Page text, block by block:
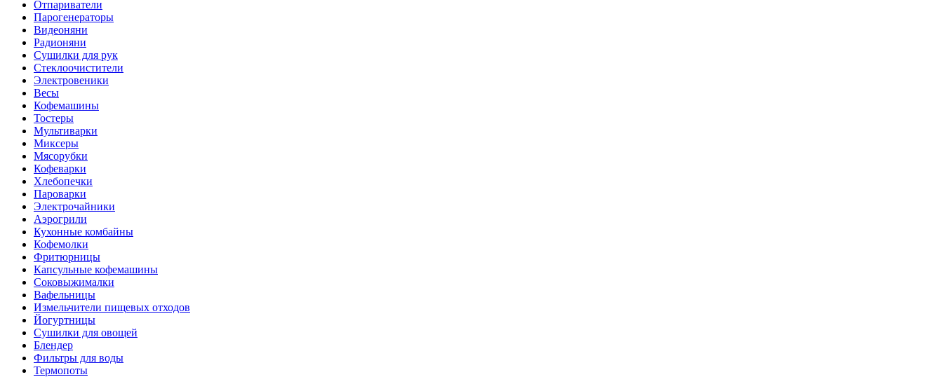
Отпариватели
Парогенераторы
Видеоняни
Радионяни
Сушилки для рук
Стеклоочистители
Электровеники
Весы
Кофемашины
Тостеры
Мультиварки
Миксеры
Мясорубки
Кофеварки
Хлебопечки
Пароварки
Электрочайники
Аэрогрили
Кухонные комбайны
Кофемолки
Фритюрницы
Капсульные кофемашины
Соковыжималки
Вафельницы
Измельчители пищевых отходов
Йогуртницы
Сушилки для овощей
Блендер
Фильтры для воды
Термопоты